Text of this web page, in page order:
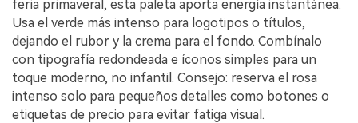
feria primaveral, esta paleta aporta energía instantánea.
Usa el verde más intenso para logotipos o títulos,
dejando el rubor y la crema para el fondo. Combínalo
con tipografía redondeada e íconos simples para un
toque moderno, no infantil. Consejo: reserva el rosa
intenso solo para pequeños detalles como botones o
etiquetas de precio para evitar fatiga visual.